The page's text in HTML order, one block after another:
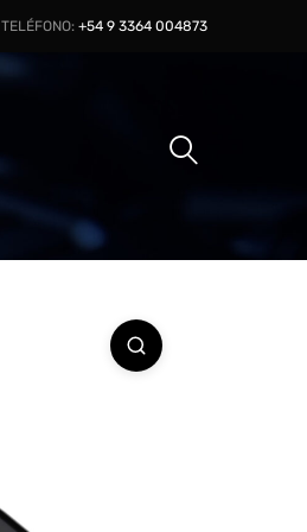
TELÉFONO: +54 9 3364 004873